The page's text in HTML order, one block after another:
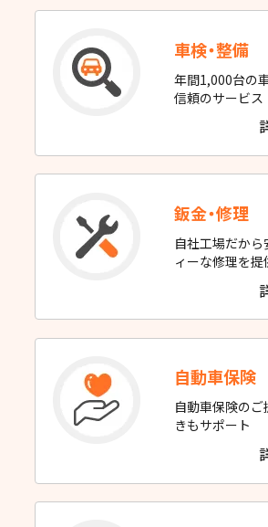
車検・整備
年間1,000台の
信頼のサービス
鈑金・修理
自社工場だから
ィーな修理を提
自動車保険
自動車保険のご
きもサポート